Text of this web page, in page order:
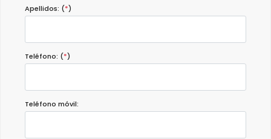
Apellidos: (*)
Teléfono: (*)
Teléfono móvil: